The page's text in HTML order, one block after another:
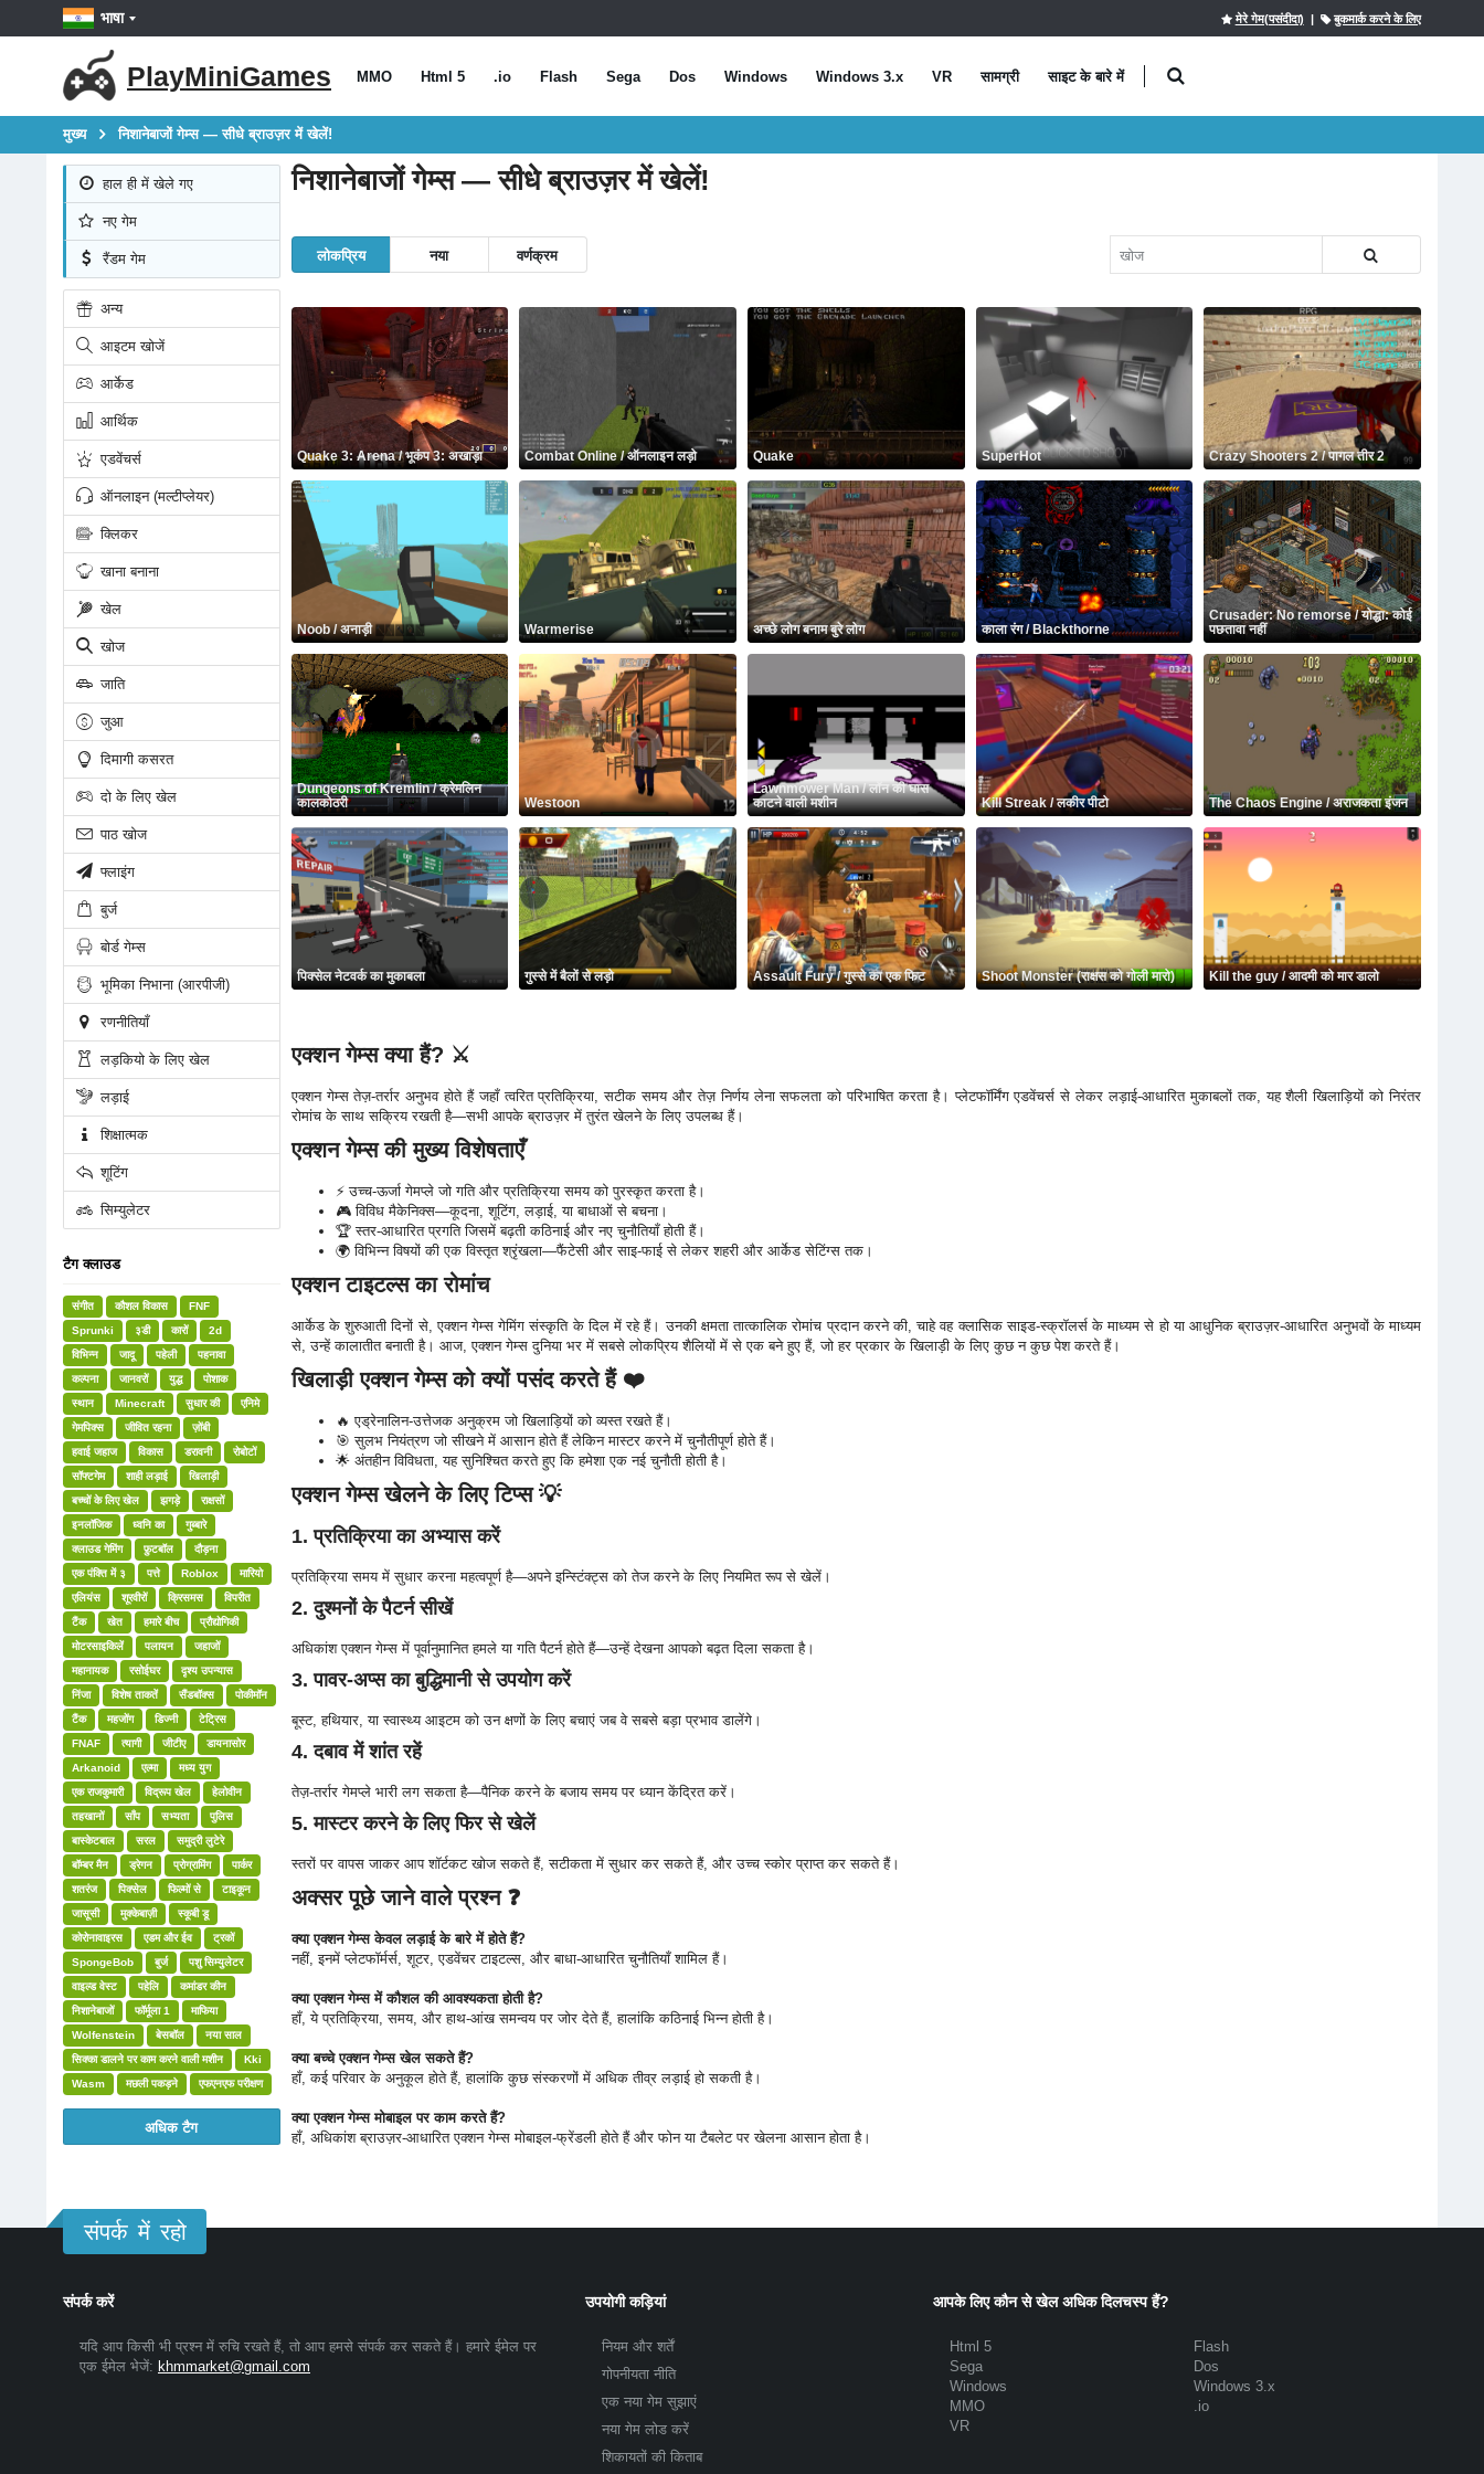
भाषा मेरे गेम(पसंदीदा) | बुकमार्क करने के लिए
PlayMiniGames MMO Html 5 .io Flash Sega Dos Windows Windows 3.x VR सामग्री साइट के बारे में
मुख्य निशानेबाजों गेम्स — सीधे ब्राउज़र में खेलें!
हाल ही में खेले गए
नए गेम
रैंडम गेम
अन्य
आइटम खोजें
आर्केड
आर्थिक
एडवेंचर्स
ऑनलाइन (मल्टीप्लेयर)
क्लिकर
खाना बनाना
खेल
खोज
जाति
जुआ
दिमागी कसरत
दो के लिए खेल
पाठ खोज
फ्लाइंग
बुर्ज
बोर्ड गेम्स
भूमिका निभाना (आरपीजी)
रणनीतियाँ
लड़कियो के लिए खेल
लड़ाई
शिक्षात्मक
शूटिंग
सिम्युलेटर
टैग क्लाउड
संगीत कौशल विकास
FNF
Sprunki
३डी कारों
2d
विभिन्न
जादू पहेली
पहनावा
कल्पना
जानवरों युद्ध
पोशाक
स्थान
Minecraft सुधार की
एनिमे
गेमपिक्स
जीवित रहना
ज़ोंबी
हवाई जहाज
विकास डरावनी
रोबोटों
सॉफ्टगेम
शाही लड़ाई
खिलाड़ी
बच्चों के लिए खेल
झगड़े
राक्षसों
इनलॉजिक
ध्वनि का
गुब्बारे
क्लाउड गेमिंग
फ़ुटबॉल
दौड़ना
एक पंक्ति में ३
पत्ते Roblox
मारियो
एलियंस
शूरवीरों क्रिसमस
विपरीत
टैंक
खेत हमारे बीच
प्रौद्योगिकी
मोटरसाइकिलें
पलायन
जहाजों
महानायक
रसोईघर
दृश्य उपन्यास
निंजा
विशेष ताकतें सैंडबॉक्स
पोकीमॉन
टैंक
महजोंग डिज्नी
टेट्रिस
FNAF
त्यागी जीटीए
डायनासोर
Arkanoid
एल्मा
मध्य युग
एक राजकुमारी
विद्रूप खेल
हेलोवीन
तहखानों
साँप सभ्यता
पुलिस
बास्केटबाल
सरल
समुद्री लुटेरे
बॉम्बर मैन
ड्रेगन प्रोग्रामिंग
पार्कर
शतरंज
पिक्सेल फिल्मों से
टाइकून
जासूसी
मुक्केबाज़ी
स्कूबी डू
कोरोनावाइरस
एडम और ईव
ट्रकों
SpongeBob
बुर्ज
पशु सिम्युलेटर
वाइल्ड वेस्ट
पहेलि
कमांडर कीन
निशानेबाजों
फॉर्मूला 1
माफिया
Wolfenstein
बेसबॉल
नया साल
सिक्का डालने पर काम करने वाली मशीन
Kki
Wasm
मछली पकड़ने एफएनएफ परीक्षण
अधिक टैग
निशानेबाजों गेम्स — सीधे ब्राउज़र में खेलें!
लोकप्रिय नया वर्णक्रम
Quake 3: Arena / भूकंप 3: अखाड़ा Combat Online / ऑनलाइन लड़ो Quake SuperHot Crazy Shooters 2 / पागल तीर 2
Noob / अनाड़ी Warmerise अच्छे लोग बनाम बुरे लोग काला रंग / Blackthorne
Crusader: No remorse / योद्धा: कोई
पछतावा नहीं
Dungeons of Kremlin / क्रेमलिन
कालकोठरी
Westoon
Lawnmower Man / लॉन की घास
काटने वाली मशीन
Kill Streak / लकीर पीटो The Chaos Engine / अराजकता इंजन
पिक्सेल नेटवर्क का मुकाबला गुस्से में बैलों से लड़ो Assault Fury / गुस्से का एक फिट Shoot Monster (राक्षस को गोली मारो) Kill the guy / आदमी को मार डालो
एक्शन गेम्स क्या हैं? ⚔️
एक्शन गेम्स तेज़-तर्रार अनुभव होते हैं जहाँ त्वरित प्रतिक्रिया, सटीक समय और तेज़ निर्णय लेना सफलता को परिभाषित करता है। प्लेटफॉर्मिंग एडवेंचर्स से लेकर लड़ाई-आधारित मुकाबलों तक, यह शैली खिलाड़ियों को निरंतर
रोमांच के साथ सक्रिय रखती है—सभी आपके ब्राउज़र में तुरंत खेलने के लिए उपलब्ध हैं।
एक्शन गेम्स की मुख्य विशेषताएँ
⚡ उच्च-ऊर्जा गेमप्ले जो गति और प्रतिक्रिया समय को पुरस्कृत करता है।
🎮 विविध मैकेनिक्स—कूदना, शूटिंग, लड़ाई, या बाधाओं से बचना।
🏆 स्तर-आधारित प्रगति जिसमें बढ़ती कठिनाई और नए चुनौतियाँ होती हैं।
🌍 विभिन्न विषयों की एक विस्तृत श्रृंखला—फैंटेसी और साइ-फाई से लेकर शहरी और आर्केड सेटिंग्स तक।
एक्शन टाइटल्स का रोमांच
आर्केड के शुरुआती दिनों से, एक्शन गेम्स गेमिंग संस्कृति के दिल में रहे हैं। उनकी क्षमता तात्कालिक रोमांच प्रदान करने की, चाहे वह क्लासिक साइड-स्क्रॉलर्स के माध्यम से हो या आधुनिक ब्राउज़र-आधारित अनुभवों के माध्यम
से, उन्हें कालातीत बनाती है। आज, एक्शन गेम्स दुनिया भर में सबसे लोकप्रिय शैलियों में से एक बने हुए हैं, जो हर प्रकार के खिलाड़ी के लिए कुछ न कुछ पेश करते हैं।
खिलाड़ी एक्शन गेम्स को क्यों पसंद करते हैं ❤️
🔥 एड्रेनालिन-उत्तेजक अनुक्रम जो खिलाड़ियों को व्यस्त रखते हैं।
🎯 सुलभ नियंत्रण जो सीखने में आसान होते हैं लेकिन मास्टर करने में चुनौतीपूर्ण होते हैं।
🌟 अंतहीन विविधता, यह सुनिश्चित करते हुए कि हमेशा एक नई चुनौती होती है।
एक्शन गेम्स खेलने के लिए टिप्स 💡
1. प्रतिक्रिया का अभ्यास करें
प्रतिक्रिया समय में सुधार करना महत्वपूर्ण है—अपने इन्स्टिंक्ट्स को तेज करने के लिए नियमित रूप से खेलें।
2. दुश्मनों के पैटर्न सीखें
अधिकांश एक्शन गेम्स में पूर्वानुमानित हमले या गति पैटर्न होते हैं—उन्हें देखना आपको बढ़त दिला सकता है।
3. पावर-अप्स का बुद्धिमानी से उपयोग करें
बूस्ट, हथियार, या स्वास्थ्य आइटम को उन क्षणों के लिए बचाएं जब वे सबसे बड़ा प्रभाव डालेंगे।
4. दबाव में शांत रहें
तेज़-तर्रार गेमप्ले भारी लग सकता है—पैनिक करने के बजाय समय पर ध्यान केंद्रित करें।
5. मास्टर करने के लिए फिर से खेलें
स्तरों पर वापस जाकर आप शॉर्टकट खोज सकते हैं, सटीकता में सुधार कर सकते हैं, और उच्च स्कोर प्राप्त कर सकते हैं।
अक्सर पूछे जाने वाले प्रश्न ❓
क्या एक्शन गेम्स केवल लड़ाई के बारे में होते हैं?
नहीं, इनमें प्लेटफॉर्मर्स, शूटर, एडवेंचर टाइटल्स, और बाधा-आधारित चुनौतियाँ शामिल हैं।
क्या एक्शन गेम्स में कौशल की आवश्यकता होती है?
हाँ, ये प्रतिक्रिया, समय, और हाथ-आंख समन्वय पर जोर देते हैं, हालांकि कठिनाई भिन्न होती है।
क्या बच्चे एक्शन गेम्स खेल सकते हैं?
हाँ, कई परिवार के अनुकूल होते हैं, हालांकि कुछ संस्करणों में अधिक तीव्र लड़ाई हो सकती है।
क्या एक्शन गेम्स मोबाइल पर काम करते हैं?
हाँ, अधिकांश ब्राउज़र-आधारित एक्शन गेम्स मोबाइल-फ्रेंडली होते हैं और फोन या टैबलेट पर खेलना आसान होता है।
संपर्क में रहो
संपर्क करें
यदि आप किसी भी प्रश्न में रुचि रखते हैं, तो आप हमसे संपर्क कर सकते हैं। हमारे ईमेल पर
एक ईमेल भेजें: khmmarket@gmail.com
उपयोगी कड़ियां
नियम और शर्तें
गोपनीयता नीति
एक नया गेम सुझाएं
नया गेम लोड करें
शिकायतों की किताब
आपके लिए कौन से खेल अधिक दिलचस्प हैं?
Html 5
Flash
Sega
Dos
Windows
Windows 3.x
MMO
.io
VR